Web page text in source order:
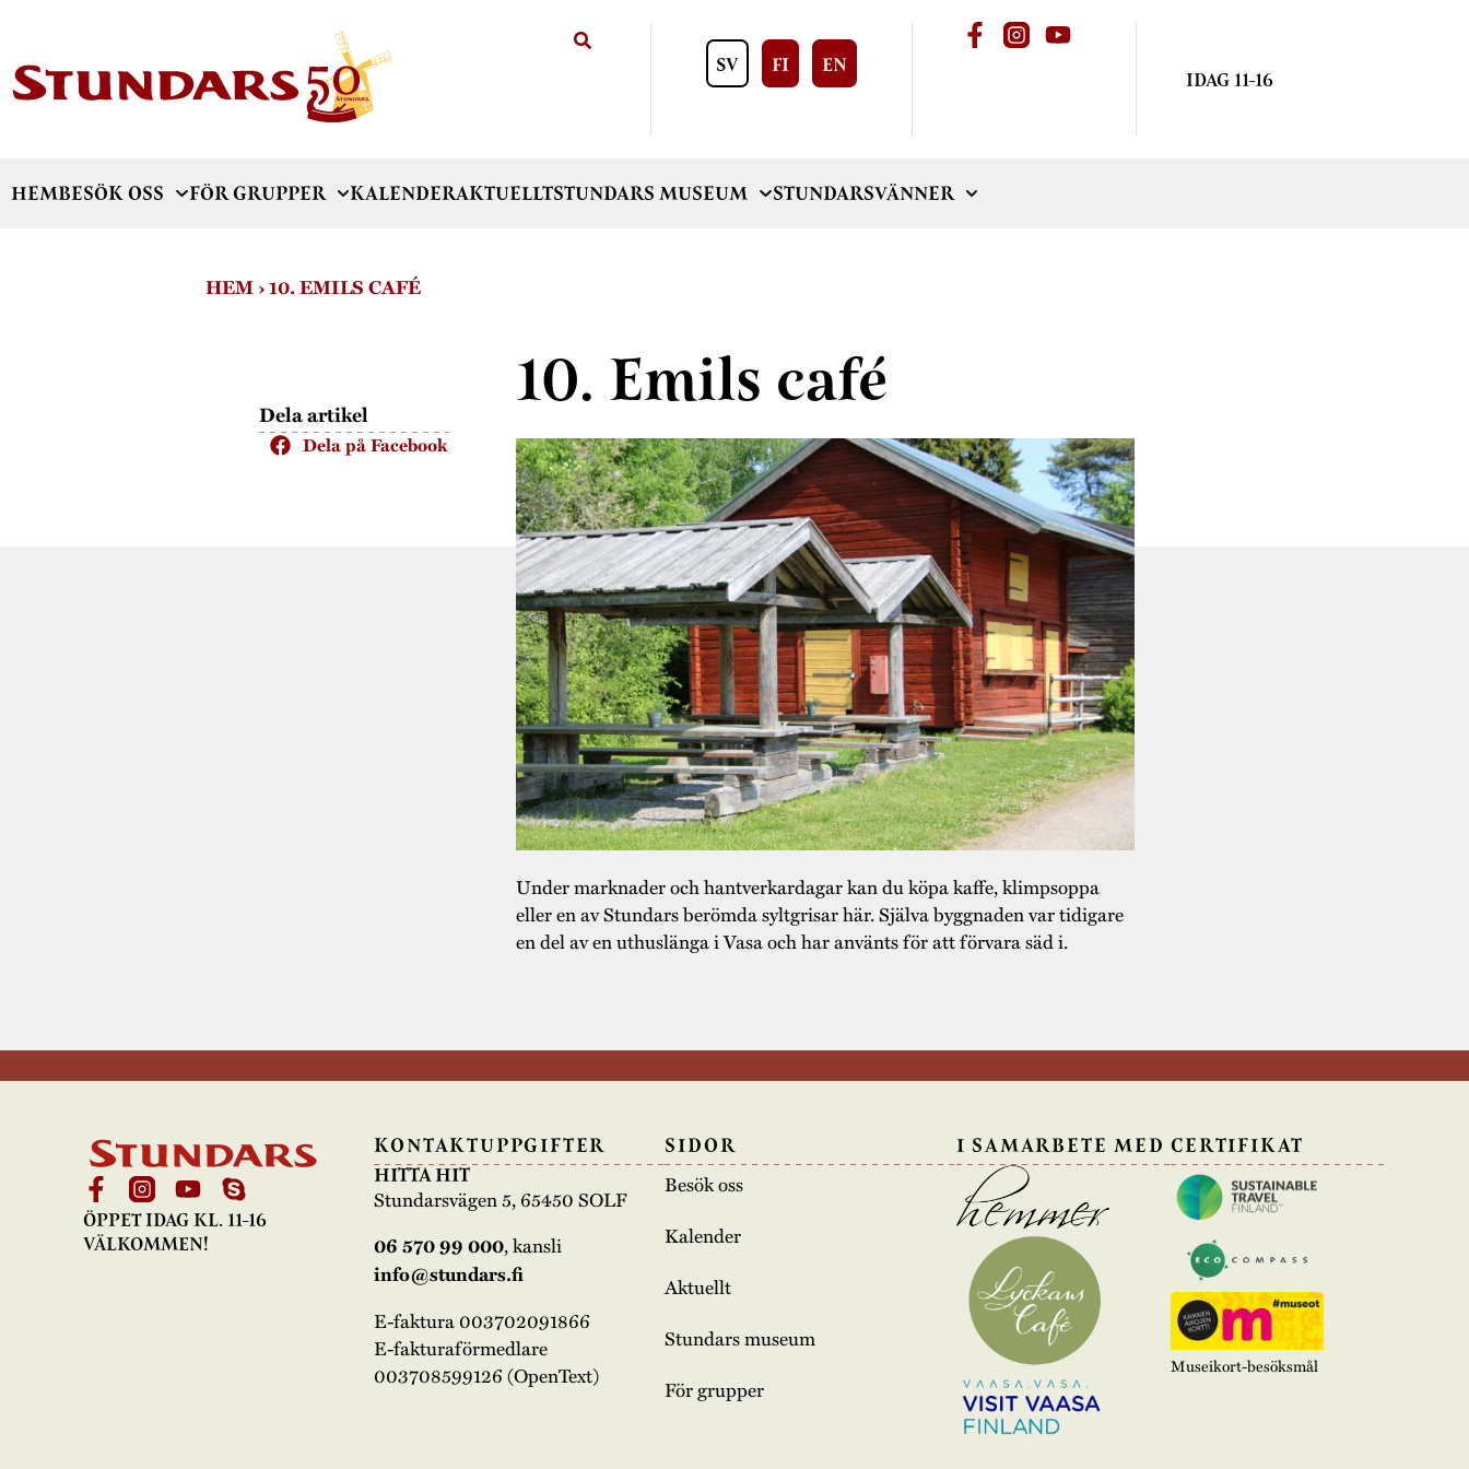
SV FI EN
IDAG 11-16
HEMBESÖK OSS FÖR GRUPPER KALENDERAKTUELLTSTUNDARS MUSEUM STUNDARSVÄNNER
HEM›10. EMILS CAFÉ
Dela artikel
Dela på Facebook
10. Emils café
Under marknader och hantverkardagar kan du köpakaffe, klimpsoppa
eller en av Stundars berömda syltgrisar här. Själva byggnaden var tidigare
en del av enuthuslänga i Vasa och har använts för att förvara säd i.
ÖPPET IDAG KL. 11-16
VÄLKOMMEN!
KONTAKTUPPGIFTER
HITTA HIT
Stundarsvägen 5, 65450 SOLF
06 570 99 000, kansli
info@stundars.fi
E-faktura 003702091866
E-fakturaförmedlare
003708599126 (OpenText)
SIDOR
Besök oss
Kalender
Aktuellt
Stundars museum
För grupper
I SAMARBETE MED CERTIFIKAT
Museikort-besöksmål